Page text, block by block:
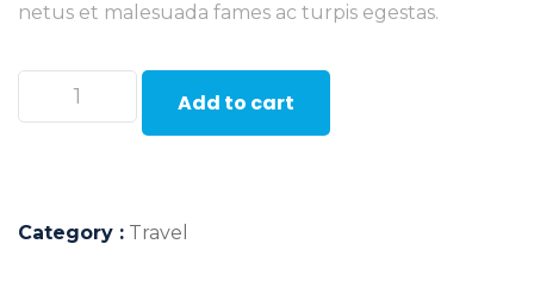
netus et malesuada fames ac turpis egestas.
Add to cart
Category : Travel